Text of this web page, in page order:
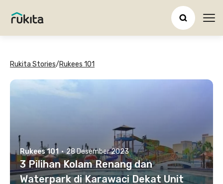
Rukita Stories/Rukees 101
Rukees 101 · 28 Desember 2023
3 Pilihan Kolam Renang dan
Waterpark di Karawaci Dekat Unit